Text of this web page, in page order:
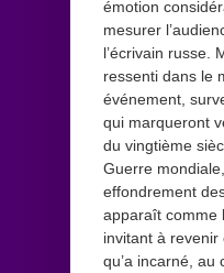
émotion
mesurer
l’écrivain russe.
ressenti dans le
événement,
qui marqueront
du vingtième
Guerre
effondrement
apparaît comme
invitant à
qu’a incarné, au